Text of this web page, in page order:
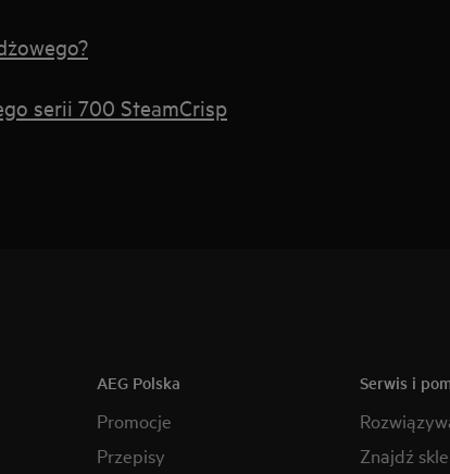
serii 700 SteamCrisp
AEG Polska
Promocje
Przepisy
Serwis i
Znajdź